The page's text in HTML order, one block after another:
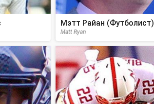
Мэтт Райан (Футболист)
Matt Ryan